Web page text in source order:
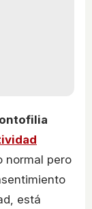
normal pero
está